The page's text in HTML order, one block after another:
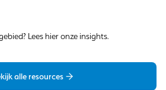
Lees hier onze insights.
alle resources